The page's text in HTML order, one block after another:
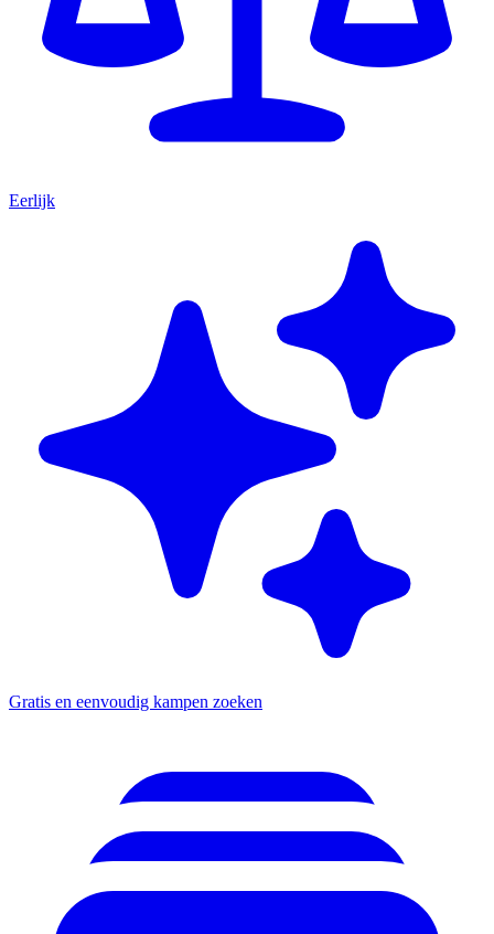
Eerlijk
Gratis en eenvoudig kampen zoeken